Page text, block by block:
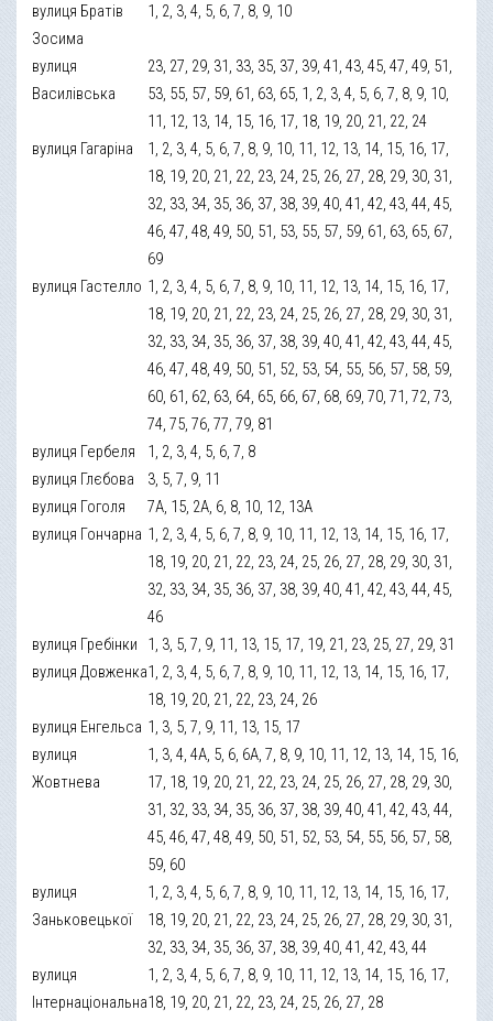
вулиця Братів
Зосима
1, 2, 3, 4, 5, 6, 7, 8, 9, 10
вулиця
Василівська
23, 27, 29, 31, 33, 35, 37, 39, 41, 43, 45, 47, 49, 51,
53, 55, 57, 59, 61, 63, 65, 1, 2, 3, 4, 5, 6, 7, 8, 9, 10,
11, 12, 13, 14, 15, 16, 17, 18, 19, 20, 21, 22, 24
вулиця Гагаріна
1, 2, 3, 4, 5, 6, 7, 8, 9, 10, 11, 12, 13, 14, 15, 16, 17,
18, 19, 20, 21, 22, 23, 24, 25, 26, 27, 28, 29, 30, 31,
32, 33, 34, 35, 36, 37, 38, 39, 40, 41, 42, 43, 44, 45,
46, 47, 48, 49, 50, 51, 53, 55, 57, 59, 61, 63, 65, 67,
69
вулиця Гастелло 1, 2, 3, 4, 5, 6, 7, 8, 9, 10, 11, 12, 13, 14, 15, 16, 17,
18, 19, 20, 21, 22, 23, 24, 25, 26, 27, 28, 29, 30, 31,
32, 33, 34, 35, 36, 37, 38, 39, 40, 41, 42, 43, 44, 45,
46, 47, 48, 49, 50, 51, 52, 53, 54, 55, 56, 57, 58, 59,
60, 61, 62, 63, 64, 65, 66, 67, 68, 69, 70, 71, 72, 73,
74, 75, 76, 77, 79, 81
вулиця Гербеля
1, 2, 3, 4, 5, 6, 7, 8
вулиця Глєбова
3, 5, 7, 9, 11
вулиця Гоголя
7А, 15, 2А, 6, 8, 10, 12, 13А
вулиця Гончарна 1, 2, 3, 4, 5, 6, 7, 8, 9, 10, 11, 12, 13, 14, 15, 16, 17,
18, 19, 20, 21, 22, 23, 24, 25, 26, 27, 28, 29, 30, 31,
32, 33, 34, 35, 36, 37, 38, 39, 40, 41, 42, 43, 44, 45,
46
вулиця Гребінки
1, 3, 5, 7, 9, 11, 13, 15, 17, 19, 21, 23, 25, 27, 29, 31
вулиця Довженка1, 2, 3, 4, 5, 6, 7, 8, 9, 10, 11, 12, 13, 14, 15, 16, 17,
18, 19, 20, 21, 22, 23, 24, 26
вулиця Енгельса 1, 3, 5, 7, 9, 11, 13, 15, 17
вулиця
Жовтнева
1, 3, 4, 4А, 5, 6, 6А, 7, 8, 9, 10, 11, 12, 13, 14, 15, 16,
17, 18, 19, 20, 21, 22, 23, 24, 25, 26, 27, 28, 29, 30,
31, 32, 33, 34, 35, 36, 37, 38, 39, 40, 41, 42, 43, 44,
45, 46, 47, 48, 49, 50, 51, 52, 53, 54, 55, 56, 57, 58,
59, 60
вулиця
Заньковецької
1, 2, 3, 4, 5, 6, 7, 8, 9, 10, 11, 12, 13, 14, 15, 16, 17,
18, 19, 20, 21, 22, 23, 24, 25, 26, 27, 28, 29, 30, 31,
32, 33, 34, 35, 36, 37, 38, 39, 40, 41, 42, 43, 44
вулиця
Інтернаціональна
1, 2, 3, 4, 5, 6, 7, 8, 9, 10, 11, 12, 13, 14, 15, 16, 17,
18, 19, 20, 21, 22, 23, 24, 25, 26, 27, 28